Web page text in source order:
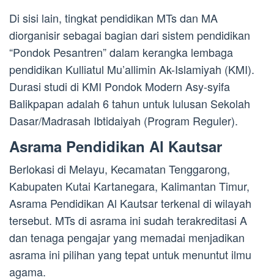
Di sisi lain, tingkat pendidikan MTs dan MA
diorganisir sebagai bagian dari sistem pendidikan
“Pondok Pesantren” dalam kerangka lembaga
pendidikan Kulliatul Mu’allimin Ak-Islamiyah (KMI).
Durasi studi di KMI Pondok Modern Asy-syifa
Balikpapan adalah 6 tahun untuk lulusan Sekolah
Dasar/Madrasah Ibtidaiyah (Program Reguler).
Asrama Pendidikan Al Kautsar
Berlokasi di Melayu, Kecamatan Tenggarong,
Kabupaten Kutai Kartanegara, Kalimantan Timur,
Asrama Pendidikan Al Kautsar terkenal di wilayah
tersebut. MTs di asrama ini sudah terakreditasi A
dan tenaga pengajar yang memadai menjadikan
asrama ini pilihan yang tepat untuk menuntut ilmu
agama.